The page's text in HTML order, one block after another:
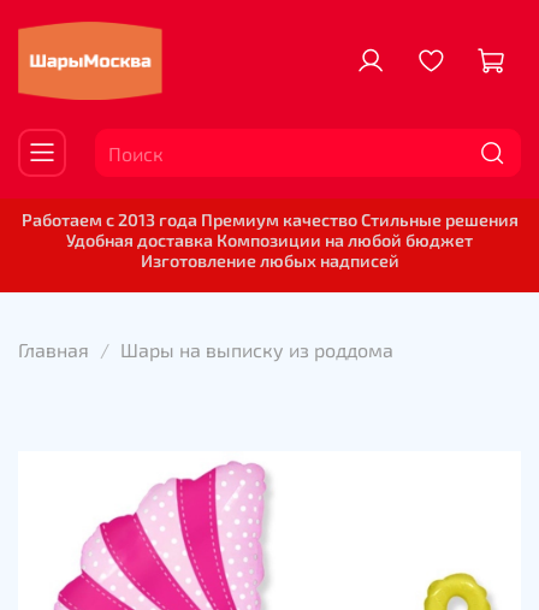
Работаем с 2013 года Премиум качество Стильные решения
Удобная доставка Композиции на любой бюджет
Изготовление любых надписей
Главная Шары на выписку из роддома